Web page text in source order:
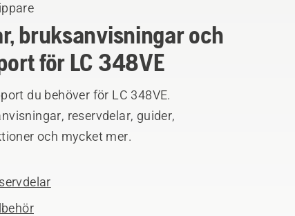
bruksanvisningar och
för LC 348VE
du behöver för LC 348VE.
reservdelar, guider,
och mycket mer.